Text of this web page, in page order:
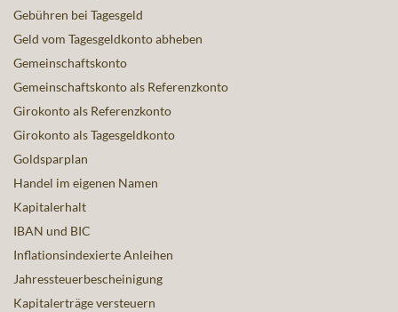
Gebühren bei Tagesgeld
Geld vom Tagesgeldkonto abheben
Gemeinschaftskonto
Gemeinschaftskonto als Referenzkonto
Girokonto als Referenzkonto
Girokonto als Tagesgeldkonto
Goldsparplan
Handel im eigenen Namen
Kapitalerhalt
IBAN und BIC
Inflationsindexierte Anleihen
Jahressteuerbescheinigung
Kapitalerträge versteuern